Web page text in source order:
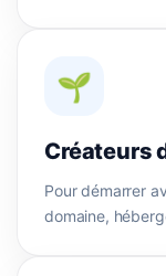
🌱
Créateurs
Pour démarrer
domaine,